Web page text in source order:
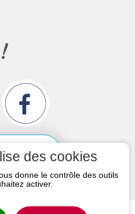
des cookies
donne le contrôle des outils
activer.